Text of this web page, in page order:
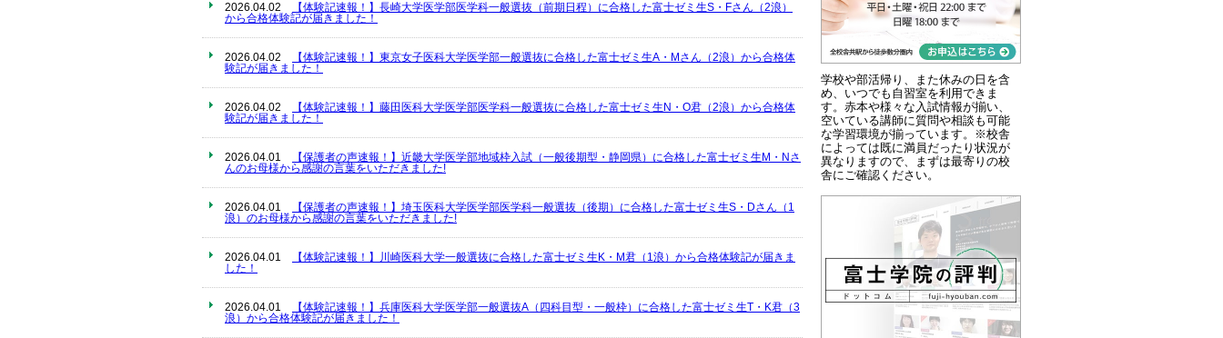
2026.04.02
【体験記速報！】長崎大学医学部医学科一般選抜（前期日程）に合格した富士ゼミ生S・Fさん（2浪）
から合格体験記が届きました！
2026.04.02
【体験記速報！】東京女子医科大学医学部一般選抜に合格した富士ゼミ生A・Mさん（2浪）から合格体
験記が届きました！
2026.04.02
【体験記速報！】藤田医科大学医学部医学科一般選抜に合格した富士ゼミ生N・O君（2浪）から合格体
験記が届きました！
2026.04.01
【保護者の声速報！】近畿大学医学部地域枠入試（一般後期型・静岡県）に合格した富士ゼミ生M・Nさ
んのお母様から感謝の言葉をいただきました!
2026.04.01
【保護者の声速報！】埼玉医科大学医学部医学科一般選抜（後期）に合格した富士ゼミ生S・Dさん（1
浪）のお母様から感謝の言葉をいただきました!
2026.04.01
【体験記速報！】川崎医科大学一般選抜に合格した富士ゼミ生K・M君（1浪）から合格体験記が届きま
した！
2026.04.01
【体験記速報！】兵庫医科大学医学部一般選抜A（四科目型・一般枠）に合格した富士ゼミ生T・K君（3
浪）から合格体験記が届きました！
学校や部活帰り、また休みの日を含
め、いつでも自習室を利用できま
す。赤本や様々な入試情報が揃い、
空いている講師に質問や相談も可能
な学習環境が揃っています。※校舎
によっては既に満員だったり状況が
異なりますので、まずは最寄りの校
舎にご確認ください。